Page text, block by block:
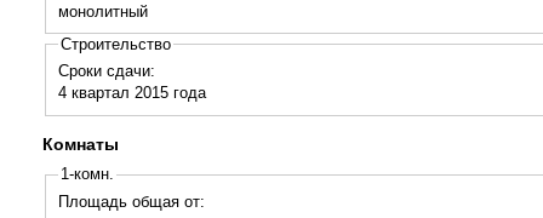
монолитный
Строительство
Сроки сдачи:
4 квартал 2015года
Комнаты
1-комн.
Площадь общая от: